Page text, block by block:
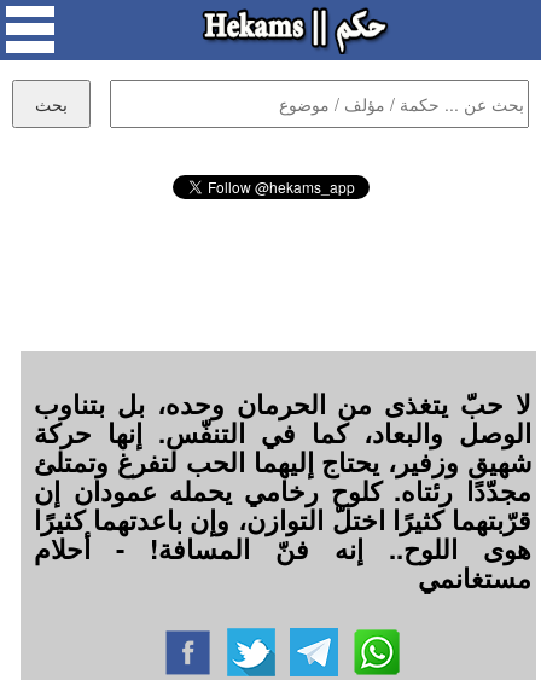
لا حبّ يتغذى من الحرمان وحده، بل بتناوب
الوصل والبعاد، كما في التنفّس. إنها حركة
شهيق وزفير، يحتاج إليهما الحب لتفرغ وتمتلئ
مجدّدًا رئتاه. كلوح رخامي يحمله عمودان إن
قرّبتهما كثيرًا اختلّ التوازن، وإن باعدتهما كثيرًا
هوى اللوح.. إنه فنّ المسافة! - أحلام
مستغانمي